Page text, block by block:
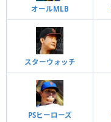
オールMLB
スターウォッチ
PSヒーローズ